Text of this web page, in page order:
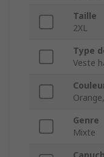
Taille
2XL
Type
Veste
Genre
Mixte